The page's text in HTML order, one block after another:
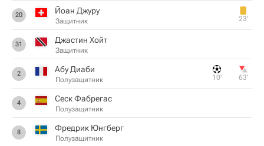
20 Йоан Джуру
Защитник 23‎’‎
31 Джастин Хойт
Защитник
2 Абу Диаби
Полузащитник 10‎’‎ 63‎’‎
4 Сеск Фабрегас
Полузащитник
8 Фредрик Юнгберг
Полузащитник